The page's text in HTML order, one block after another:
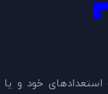
استعدادهای خود و